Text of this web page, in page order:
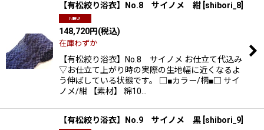
【有松絞り浴衣】No.8 サイノメ 紺 shibori_8
148,720円(税込)
在庫わずか
【有松絞り浴衣】No.8 サイノメ お仕立て代込み
▽お仕立て上がり時の実際の生地幅に近くなるよ
う伸ばしている状態です。 □■カラー/柄■□ サイ
ノメ/紺 【素材】 綿10…
【有松絞り浴衣】No.9 サイノメ 黒 shibori_9